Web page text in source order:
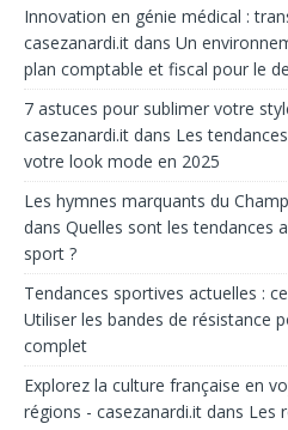
Innovation en génie médical :
casezanardi.it dans Un
plan comptable et fiscal pour le
7 astuces pour sublimer votre
casezanardi.it dans Les
votre look mode en 2025
Les hymnes marquants du
dans Quelles sont les tendances
sport ?
Tendances sportives actuelles :
Utiliser les bandes de résistance
complet
Explorez la culture française en
régions - casezanardi.it dans Les